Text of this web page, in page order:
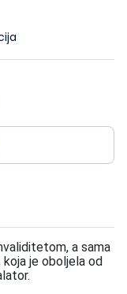
a sama
je oboljela od